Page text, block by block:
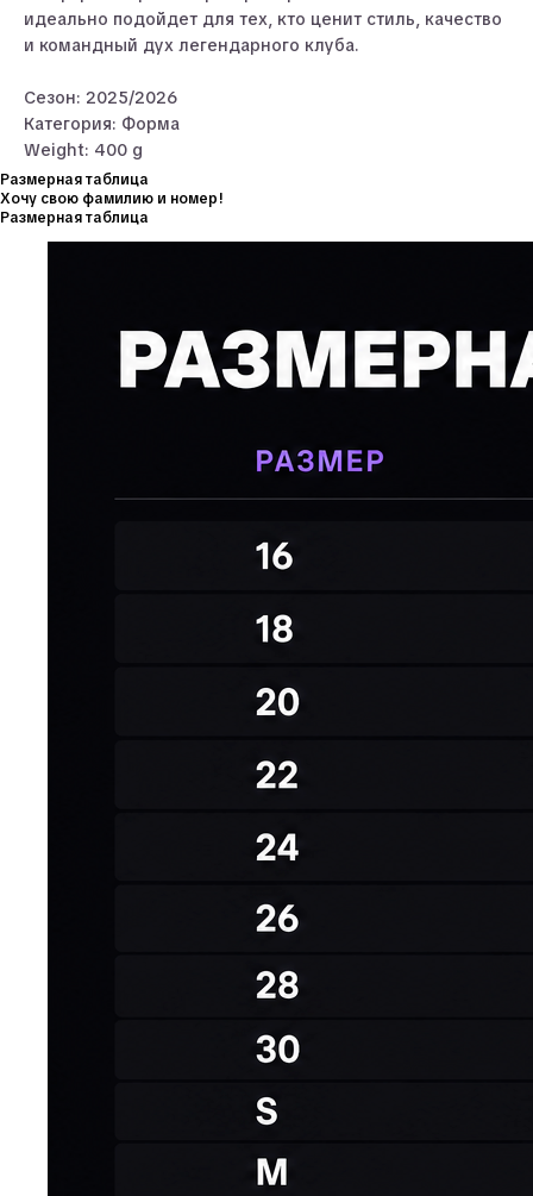
идеально подойдет для тех, кто ценит стиль, качество
и командный дух легендарного клуба.
Сезон: 2025/2026
Категория: Форма
Weight: 400 g
Размерная таблица
Хочу свою фамилию и номер!
Размерная таблица